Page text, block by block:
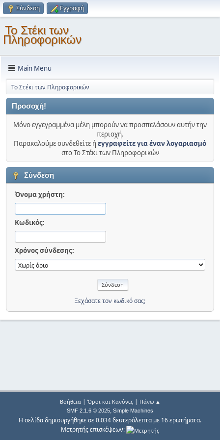
Σύνδεση Εγγραφή
Το Στέκι των
Πληροφορικών
Main Menu
Το Στέκι των Πληροφορικών
Προσοχή!
Μόνο εγγεγραμμένα μέλη μπορούν να προσπελάσουν αυτήν την
περιοχή.
Παρακαλούμε συνδεθείτε ήεγγραφείτε για έναν λογαριασμό
στο Το Στέκι των Πληροφορικών
Σύνδεση
Όνομα χρήστη:
Κωδικός:
Χρόνος σύνδεσης:
Ξεχάσατε τον κωδικό σας;
Βοήθεια| Όροι και Κανόνες| Πάνω ▲
SMF 2.1.6 © 2025, Simple Machines
Η σελίδα δημιουργήθηκε σε 0.034 δευτερόλεπτα με 16 ερωτήματα.
Μετρητής επισκέψεων: